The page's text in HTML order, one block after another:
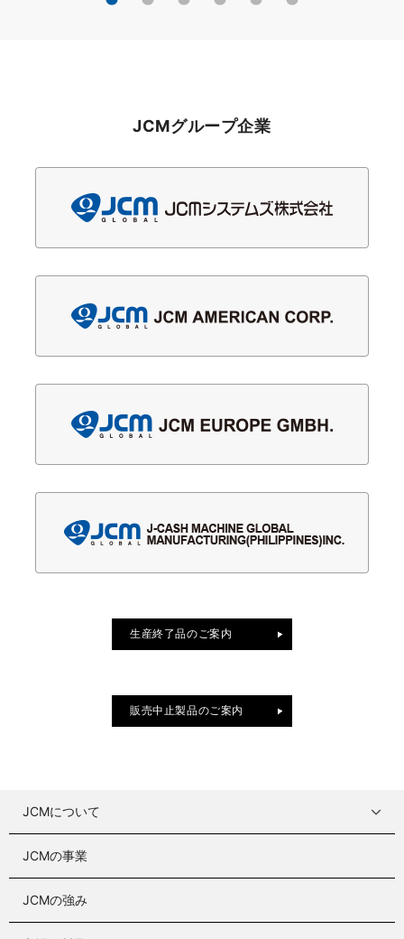
JCMグループ企業
生産終了品のご案内
販売中止製品のご案内
JCMについて
JCMの事業
JCMの強み